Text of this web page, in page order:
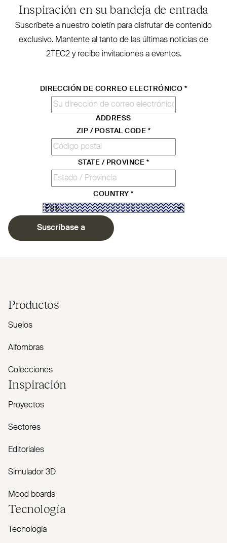
Inspiración en su bandeja de entrada
Sus­críbete a nuestro boletín para disfrutar de contenido
exclusivo. Mantente al tanto de las últimas noticias de
2TEC2y recibe invi­taciones a eventos.
DIRECCIÓN DE CORREO ELECTRÓNICO *
ADDRESS
ZIP / POSTAL CODE *
STATE / PROVINCE *
COUNTRY*
Suscríbase a
Productos
Suelos
Alfombras
Colecciones
Inspiración
Proyectos
Sectores
Editoriales
Simulador 3D
Mood boards
Tecnología
Tecnología